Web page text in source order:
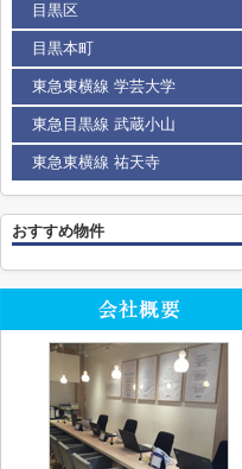
目黒区
目黒本町
東急東横線 学芸大学
東急目黒線 武蔵小山
東急東横線 祐天寺
おすすめ物件